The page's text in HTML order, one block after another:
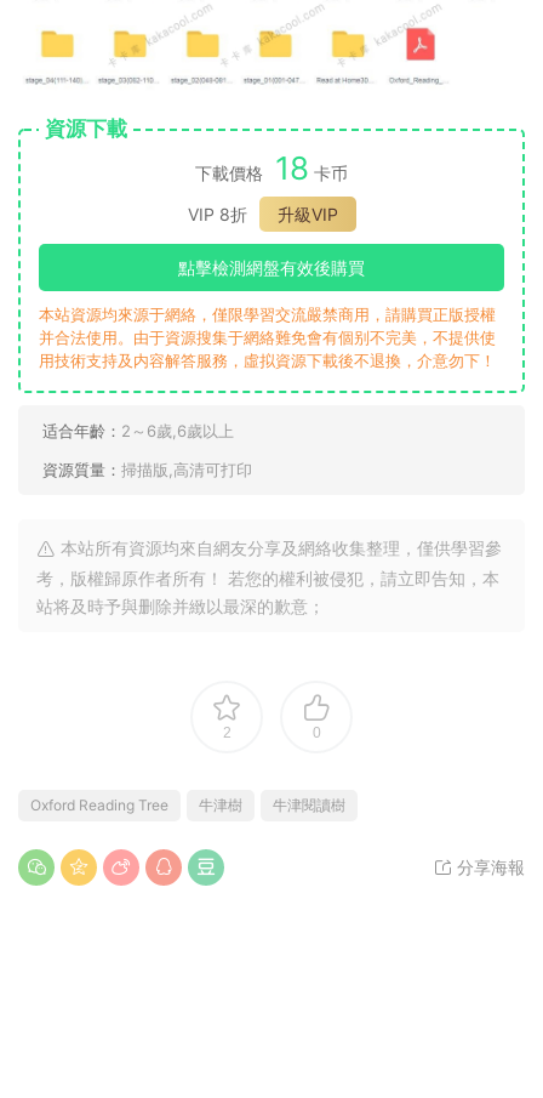
資源下載
下載價格 18 卡币
VIP 8折
升級VIP
點擊檢測網盤有效後購買
本站資源均來源于網絡，僅限學習交流嚴禁商用，請購買正版授權
并合法使用。由于資源搜集于網絡難免會有個别不完美，不提供使
用技術支持及内容解答服務，虛拟資源下載後不退換，介意勿下！
适合年齡： 2～6歲,6歲以上
資源質量： 掃描版,高清可打印
本站所有資源均來自網友分享及網絡收集整理，僅供學習參
考，版權歸原作者所有！ 若您的權利被侵犯，請立即告知，本
站将及時予與删除并緻以最深的歉意；
2 0
Oxford Reading Tree 牛津樹 牛津閱讀樹
分享海報